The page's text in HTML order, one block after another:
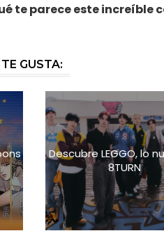
te parece este increíble
GUSTA:
Descubre LEGGO, lo
8TURN